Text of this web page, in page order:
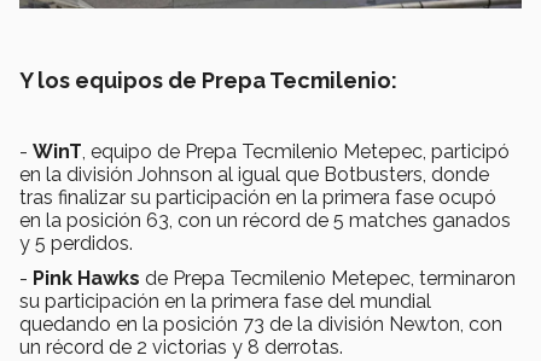
Y los equipos de Prepa Tecmilenio:
- WinT, equipo de Prepa Tecmilenio Metepec, participó
en la división Johnson al igual que Botbusters, donde
tras finalizar su participación en la primera fase ocupó
en la posición 63, con un récord de 5 matches ganados
y 5 perdidos.
- Pink Hawks de Prepa Tecmilenio Metepec, terminaron
su participación en la primera fase del mundial
quedando en la posición 73 de la división Newton, con
un récord de 2 victorias y 8 derrotas.